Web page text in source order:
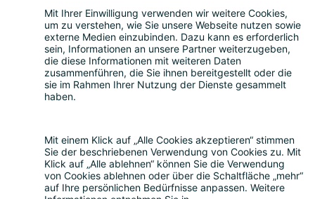
Handelsrücknahme
Service für Batterien
Service für Verpackungen
Fragen und Antworten
FAQ
Kostenrechner
Downloads
Mediathek
Aktuelles und Termine